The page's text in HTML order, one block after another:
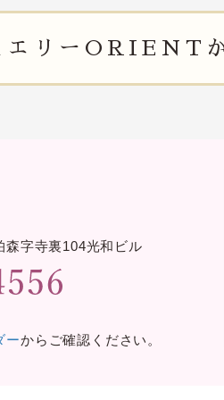
エリー ORIENT
森字寺裏104光和ビル
ーからご確認ください。